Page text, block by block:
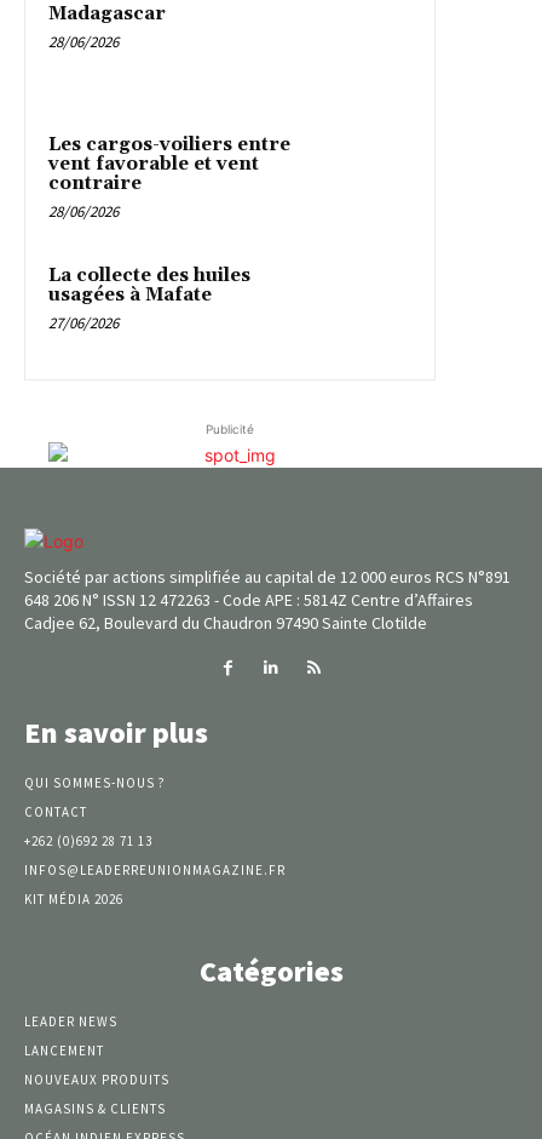
Madagascar
28/06/2026
Les cargos-voiliers entre
vent favorable et vent
contraire
28/06/2026
La collecte des huiles
usagées à Mafate
27/06/2026
Publicité
Société par actions simplifiée au capital de 12 000 euros RCS N°891
648 206 N° ISSN 12 472263 - Code APE : 5814Z Centre d’Affaires
Cadjee 62, Boulevard du Chaudron 97490 Sainte Clotilde
En savoir plus
QUI SOMMES-NOUS ?
CONTACT
+262 (0)692 28 71 13
INFOS@LEADERREUNIONMAGAZINE.FR
KIT MÉDIA 2026
Catégories
LEADER NEWS
LANCEMENT
NOUVEAUX PRODUITS
MAGASINS & CLIENTS